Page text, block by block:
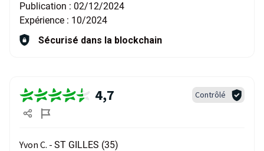
Publication : 02/12/2024
Expérience : 10/2024
Sécurisé dans la blockchain
4,7 Contrôlé
Yvon C. - ST GILLES (35)